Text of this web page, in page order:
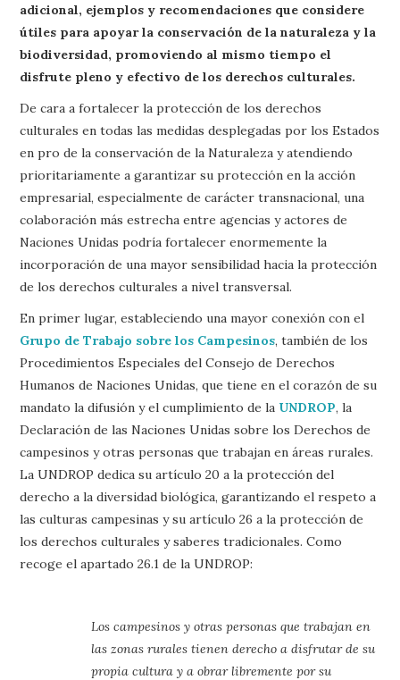
adicional, ejemplos y recomendaciones que considere
útiles para apoyar la conservación de la naturaleza y la
biodiversidad, promoviendo al mismo tiempo el
disfrute pleno y efectivo de los derechos culturales.
De cara a fortalecer la protección de los derechos
culturales en todas las medidas desplegadas por los Estados
en pro de la conservación de la Naturaleza y atendiendo
prioritariamente a garantizar su protección en la acción
empresarial, especialmente de carácter transnacional, una
colaboración más estrecha entre agencias y actores de
Naciones Unidas podría fortalecer enormemente la
incorporación de una mayor sensibilidad hacia la protección
de los derechos culturales a nivel transversal.
En primer lugar, estableciendo una mayor conexión con el
Grupo de Trabajo sobre los Campesinos, también de los
Procedimientos Especiales del Consejo de Derechos
Humanos de Naciones Unidas, que tiene en el corazón de su
mandato la difusión y el cumplimiento de la UNDROP, la
Declaración de las Naciones Unidas sobre los Derechos de
campesinos y otras personas que trabajan en áreas rurales.
La UNDROP dedica su artículo 20 a la protección del
derecho a la diversidad biológica, garantizando el respeto a
las culturas campesinas y su artículo 26 a la protección de
los derechos culturales y saberes tradicionales. Como
recoge el apartado 26.1 de la UNDROP:
Los campesinos y otras personas que trabajan en
las zonas rurales tienen derecho a disfrutar de su
propia cultura y a obrar libremente por su